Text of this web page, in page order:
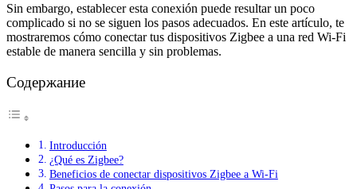
Sin embargo, establecer esta conexión puede resultar un poco
complicado si no se siguen los pasos adecuados. En este artículo, te
mostraremos cómo conectar tus dispositivos Zigbee a una red Wi-Fi
estable de manera sencilla y sin problemas.
Содержание
Introducción
¿Qué es Zigbee?
Beneficios de conectar dispositivos Zigbee a Wi-Fi